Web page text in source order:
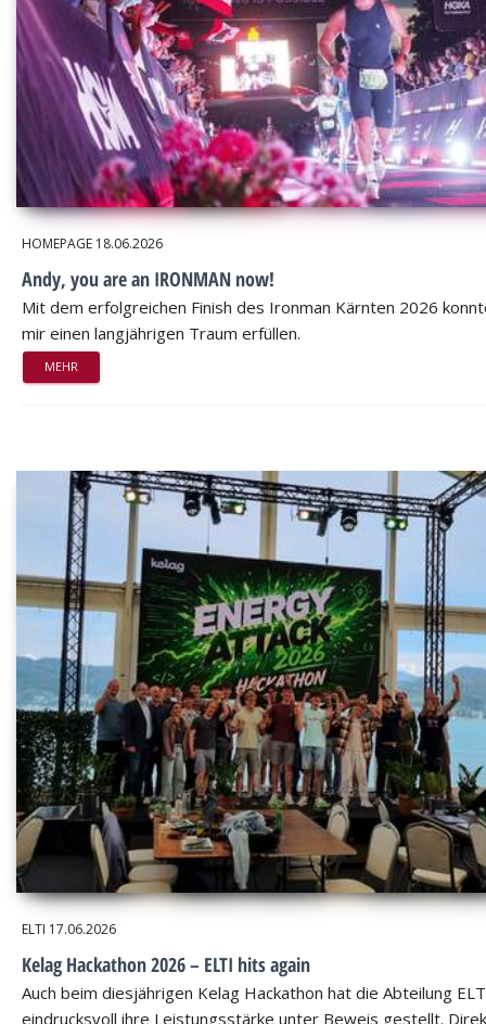
HOMEPAGE 18.06.2026
Andy, you are an IRONMAN now!
Mit dem erfolgreichen Finish des Ironman Kärnten 2026
mir einen langjährigen Traum erfüllen.
MEHR
ELTI 17.06.2026
Kelag Hackathon 2026 – ELTI hits again
Auch beim diesjährigen Kelag Hackathon hat die Abteilung
eindrucksvoll ihre Leistungsstärke unter Beweis gestellt.